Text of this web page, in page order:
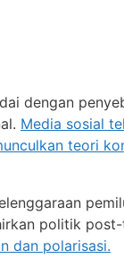
dengan
Media sosial
teori
politik
dan polarisasi.